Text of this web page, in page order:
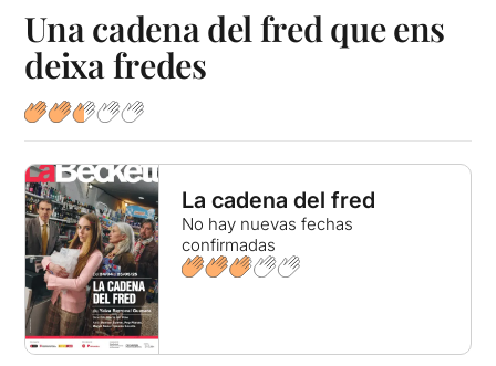
Una cadena del fred que ens
deixa fredes
La cadena del fred
No hay nuevas fechas
confirmadas